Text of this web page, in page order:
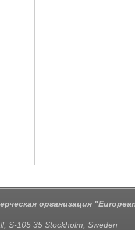
организация
S-105 35 Stockholm, Sweden